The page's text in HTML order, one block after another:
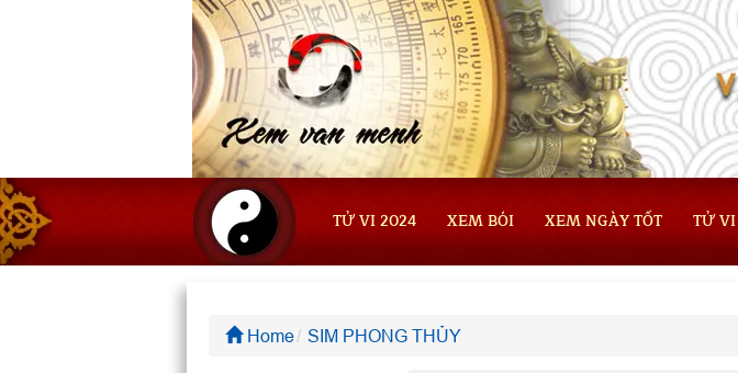
TỬ VI 2024 XEM BÓI XEM NGÀY TỐT TỬ VI
Home SIM PHONG THỦY